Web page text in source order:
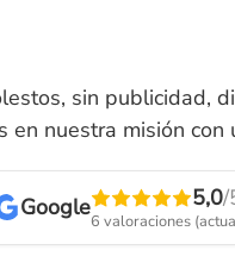
sin publicidad,
en nuestra misión con
Google 5,0/
6 valoraciones